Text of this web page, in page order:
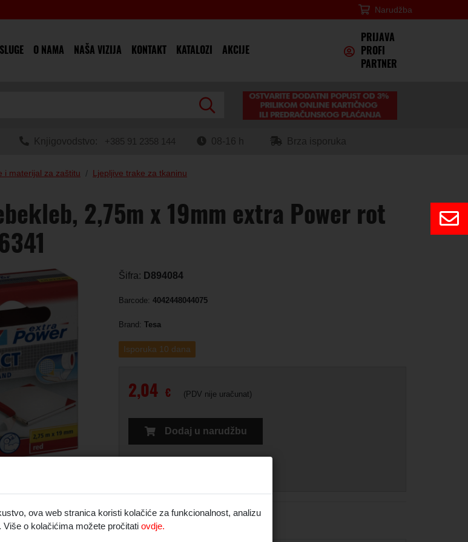
×
Narudžba
O NAMA NAŠA VIZIJA KONTAKT KATALOZI AKCIJE
PRIJAVA
PROFI
PARTNER
Knjigovodstvo: +385 91 2358 144 08-16 h Brza isporuka
i materijal za zaštitu Ljepljive trake za tkaninu
2,75m x 19mm extra Power rot
Šifra: D894084
Barcode:4042448044075
Brand:Tesa
Isporuka 10 dana
2,04 € (PDV nije uračunat)
Dodaj u narudžbu
Opis
ova web stranica koristi kolačiće za funkcionalnost, analizu
o kolačićima možete pročitati ovdje.